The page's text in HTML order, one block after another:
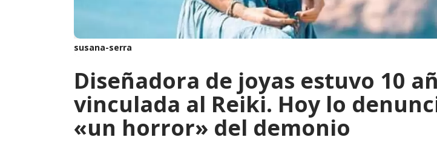
susana-serra
Diseñadora de joyas estuvo 10
vinculada al Reiki. Hoy lo
«un horror» del demonio